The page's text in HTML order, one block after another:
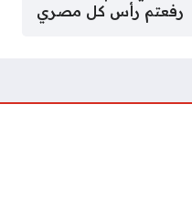
رفعتم رأس كل مصري